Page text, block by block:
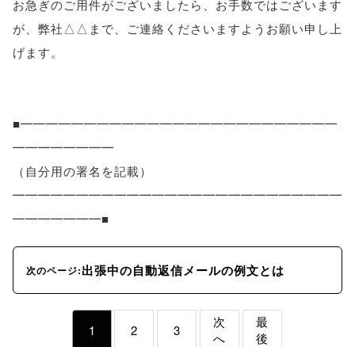
お急ぎのご用件がございましたら、お手数ではございます
が、弊社△△まで、ご連絡くださいますようお願い申し上
げます。
■━━━━━━━━━━━━━━━━━━━━━━━━━
━━━━━━━━
（自分用の署名を記載）
━━━━━━━━━━━━━━━━━━━━━━━━━━
━━━━━━━■
次のページ:出張中の自動返信メールの例文とは
1 2 3
次
へ
最
後